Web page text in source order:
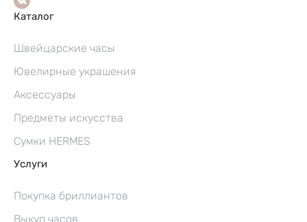
Каталог
Швейцарские часы
Ювелирные украшения
Аксессуары
Предметы искусства
Сумки HERMES
Услуги
Покупка бриллиантов
Выкуп часов